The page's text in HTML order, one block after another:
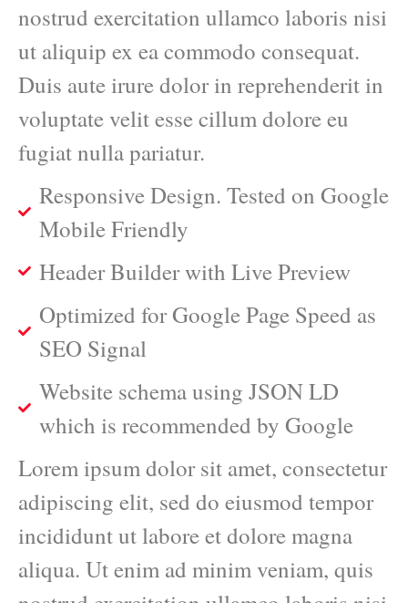
nostrud exercitation ullamco laboris nisi
ut aliquip ex ea commodo consequat.
Duis aute irure dolor in reprehenderit in
voluptate velit esse cillum dolore eu
fugiat nulla pariatur.
Responsive Design. Tested on Google
Mobile Friendly
Header Builder with Live Preview
Optimized for Google Page Speed as
SEO Signal
Website schema using JSON LD
which is recommended by Google
Lorem ipsum dolor sit amet, consectetur
adipiscing elit, sed do eiusmod tempor
incididunt ut labore et dolore magna
aliqua. Ut enim ad minim veniam, quis